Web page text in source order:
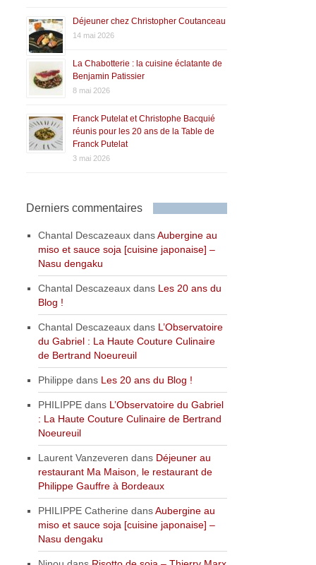
Déjeuner chez Christopher Coutanceau
14 mai 2026
La Chabotterie : la cuisine éclatante de
Benjamin Patissier
8 mai 2026
Franck Putelat et Christophe Bacquié
réunis pour les 20 ans de la Table de
Franck Putelat
3 mai 2026
Derniers commentaires
Chantal Descazeaux dansAubergine au
miso et sauce soja [cuisine japonaise] –
Nasu dengaku
Chantal Descazeaux dans Les 20 ans du
Blog !
Chantal Descazeaux dans L’Observatoire
du Gabriel : La Haute Couture Culinaire
de Bertrand Noeureuil
Philippe dans Les 20 ans du Blog !
PHILIPPE dans L’Observatoire du Gabriel
: La Haute Couture Culinaire de Bertrand
Noeureuil
Laurent Vanzeveren dans Déjeuner au
restaurant Ma Maison, le restaurant de
Philippe Gauffre à Bordeaux
PHILIPPE Catherine dansAubergine au
miso et sauce soja [cuisine japonaise] –
Nasu dengaku